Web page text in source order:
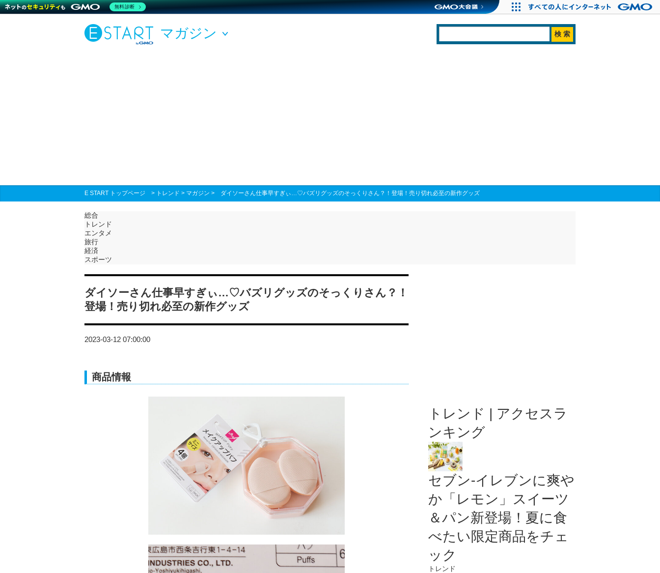
マガジン
E START トップページ > トレンド > マガジン > ダイソーさん仕事早すぎぃ…♡バズリグッズのそっくりさん？！登場！売り切れ必至の新作グッズ
総合
トレンド
エンタメ
旅行
経済
スポーツ
ダイソーさん仕事早すぎぃ…♡バズリグッズのそっくりさん？！
登場！売り切れ必至の新作グッズ
2023-03-12 07:00:00
商品情報
トレンド | アクセスラ
ンキング
セブン‐イレブンに爽や
か「レモン」スイーツ
＆パン新登場！夏に食
べたい限定商品をチェ
ック
トレンド
無料診断